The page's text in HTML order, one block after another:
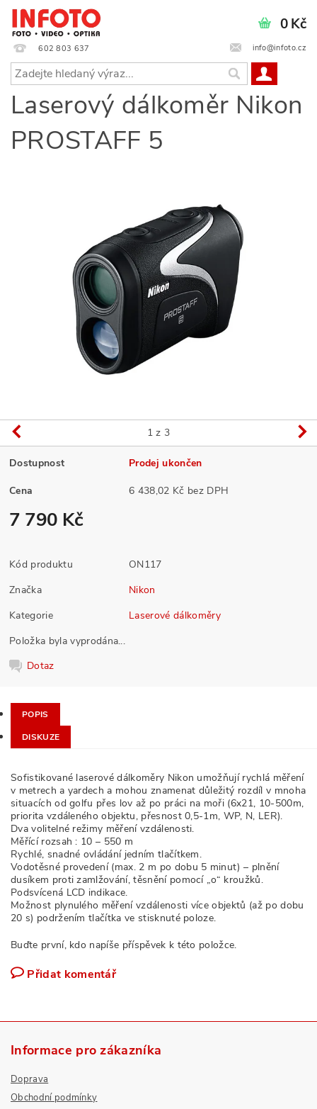
602 803 637 info@infoto.cz
0 Kč
Laserový dálkoměr Nikon
PROSTAFF 5
1 z 3
Dostupnost Prodej ukončen
Cena 6 438,02 Kč bez DPH
7 790 Kč
Kód produktu
ON117
Značka
Nikon
Kategorie
Laserové dálkoměry
Položka byla vyprodána...
Dotaz
POPIS
DISKUZE
Sofistikované laserové dálkoměry Nikon umožňují rychlá měření
v metrech a yardech a mohou znamenat důležitý rozdíl v mnoha
situacích od golfu přes lov až po práci na moři (6x21, 10-500m,
priorita vzdáleného objektu, přesnost 0,5-1m, WP, N, LER).
Dva volitelné režimy měření vzdálenosti.
Měřící rozsah : 10 – 550 m
Rychlé, snadné ovládání jedním tlačítkem.
Vodotěsné provedení (max. 2 m po dobu 5 minut) – plnění
dusíkem proti zamlžování, těsnění pomocí „o“ kroužků.
Podsvícená LCD indikace.
Možnost plynulého měření vzdálenosti více objektů (až po dobu
20 s) podržením tlačítka ve stisknuté poloze.
Buďte první, kdo napíše příspěvek k této položce.
Přidat komentář
Informace pro zákazníka
Doprava
Obchodní podmínky